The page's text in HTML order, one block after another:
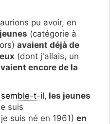
pu avoir, en
(catégorie à
avaient déjà de
(dont j'allais, un
encore de la
semble-t-il, les jeunes
suis
suis né en 1961) en